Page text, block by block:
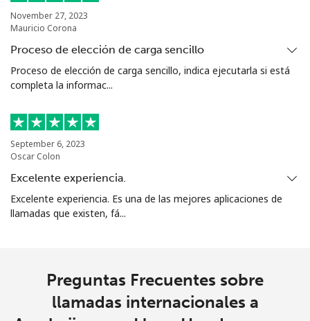
November 27, 2023
Mauricio Corona
Proceso de elección de carga sencillo
Proceso de elección de carga sencillo, indica ejecutarla si está
completa la informac...
September 6, 2023
Oscar Colon
Excelente experiencia.
Excelente experiencia. Es una de las mejores aplicaciones de
llamadas que existen, fá...
Preguntas Frecuentes sobre
llamadas internacionales a